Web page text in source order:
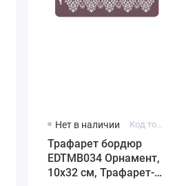
Нет в наличии Код товара: EDTMB034
Трафарет бордюр
EDTMB034 Орнамент,
10х32 см, Трафарет-